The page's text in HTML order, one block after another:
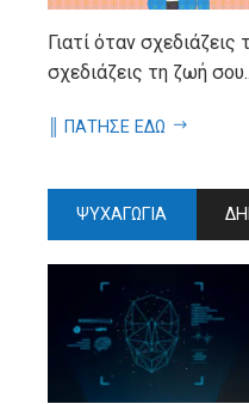
Γιατί όταν
σχεδιάζεις τη ζωή
║ ΠΑΤΗΣΕ ΕΔΩ
ΨΥΧΑΓΩΓΙΑ